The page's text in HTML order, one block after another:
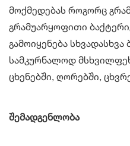
მოქმედებას როგორც
გრამუარყოფითი
გამოიყენება
სამკურნალოდ
ცხენებში, ღორებში,
შემადგენლობა